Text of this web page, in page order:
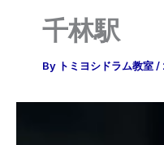
千林駅
By トミヨシドラム教室/